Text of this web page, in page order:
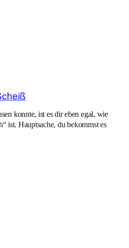
konnte, ist es dir eben egal, wie
ist. Hauptsache, du bekommst es